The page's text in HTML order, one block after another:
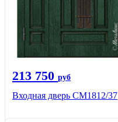
213 750 руб
Входная дверь СМ1812/37